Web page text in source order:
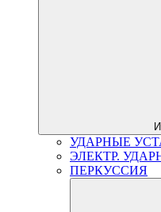
УДАРНЫЕ
ЭЛЕКТР.
ПЕРКУССИЯ